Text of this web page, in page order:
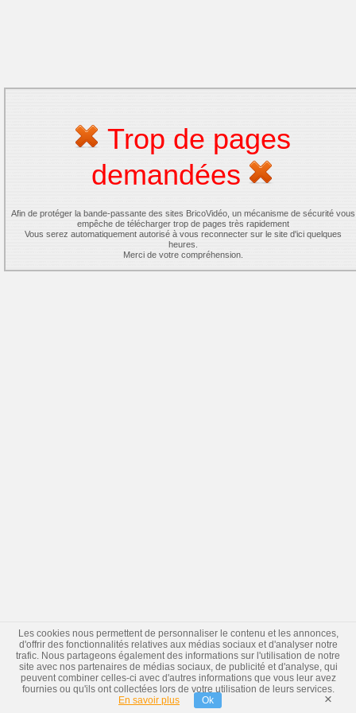
Trop de pages
demandées
Afin de protéger la bande-passante des sites BricoVidéo, un mécanisme de sécurité vous
empêche de télécharger trop de pages très rapidement
Vous serez automatiquement autorisé à vous reconnecter sur le site d'ici quelques
heures.
Merci de votre compréhension.
Les cookies nous permettent de personnaliser le contenu et les annonces,
d'offrir des fonctionnalités relatives aux médias sociaux et d'analyser notre
trafic. Nous partageons également des informations sur l'utilisation de notre
site avec nos partenaires de médias sociaux, de publicité et d'analyse, qui
peuvent combiner celles-ci avec d'autres informations que vous leur avez
fournies ou qu'ils ont collectées lors de votre utilisation de leurs services.
En savoir plus
Ok ×